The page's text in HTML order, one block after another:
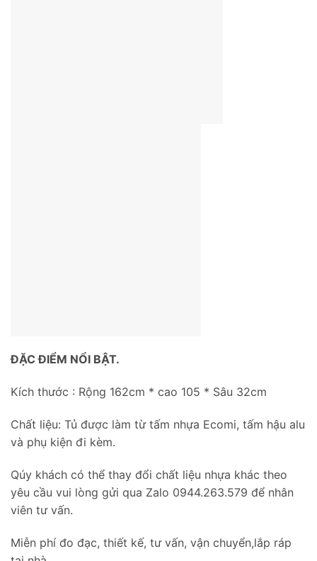
ĐẶC ĐIỂM NỔI BẬT.
Kích thước : Rộng 162cm * cao 105 * Sâu 32cm
Chất liệu: Tủ được làm từ tấm nhựa Ecomi, tấm hậu alu
và phụ kiện đi kèm.
Qúy khách có thể thay đổi chất liệu nhựa khác theo
yêu cầu vui lòng gửi qua Zalo 0944.263.579 để nhân
viên tư vấn.
Miễn phí đo đạc, thiết kế, tư vấn, vận chuyển,lắp ráp